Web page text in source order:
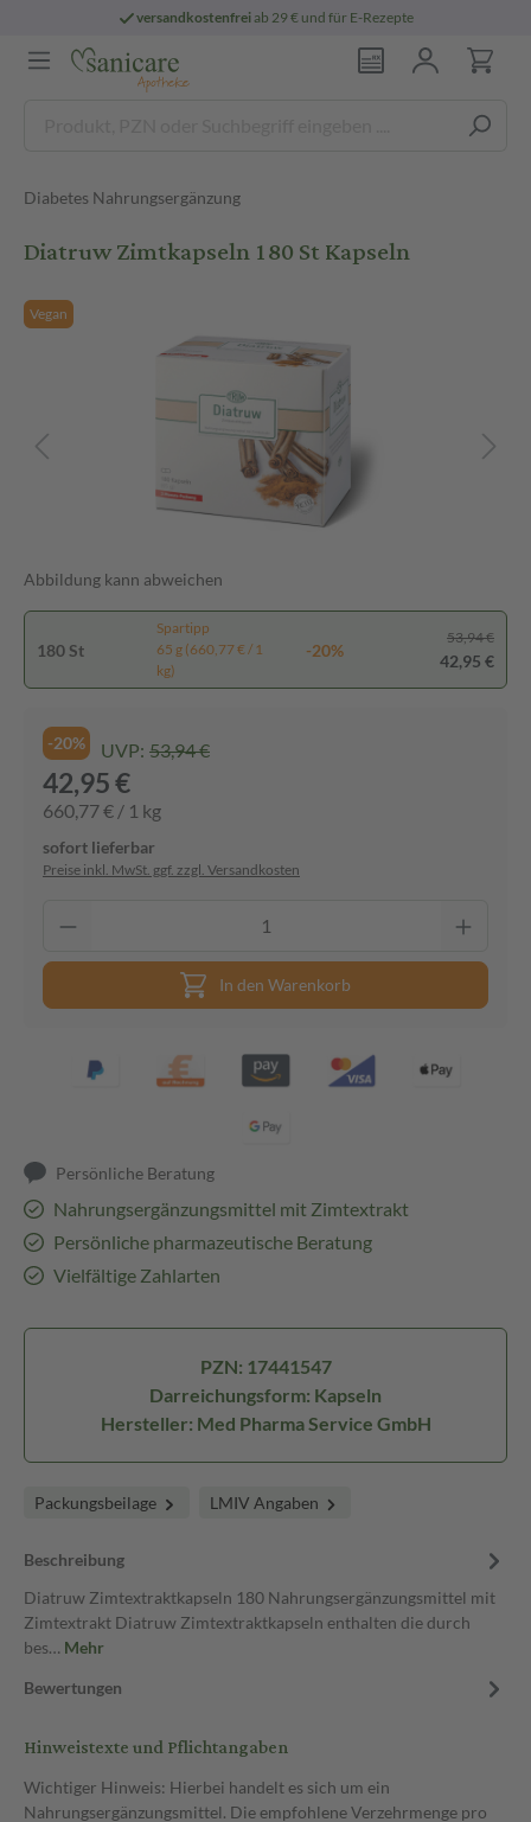
versandkostenfreiab 29 € und für E-Rezepte
Diabetes Nahrungsergänzung
Diatruw Zimtkapseln 180 St Kapseln
Vegan
Abbildung kann abweichen
180 St
Spartipp
65 g (660,77 € / 1
kg)
-20%
53,94 €
42,95 €
-20% UVP: 53,94 €
42,95 €
660,77 € / 1 kg
sofort lieferbar
Preise inkl. MwSt. ggf. zzgl. Versandkosten
In den Warenkorb
Persönliche Beratung
Nahrungsergänzungsmittel mit Zimtextrakt
Persönliche pharmazeutische Beratung
Vielfältige Zahlarten
PZN: 17441547
Darreichungsform: Kapseln
Hersteller: Med Pharma Service GmbH
Packungsbeilage LMIV Angaben
Beschreibung
Diatruw Zimtextraktkapseln 180 Nahrungsergänzungsmittel mit
Zimtextrakt Diatruw Zimtextraktkapseln enthalten die durch
bes… Mehr
Bewertungen
Hinweistexte und Pflichtangaben
Wichtiger Hinweis: Hierbei handelt es sich um ein
Nahrungsergänzungsmittel. Die empfohlene Verzehrmenge pro